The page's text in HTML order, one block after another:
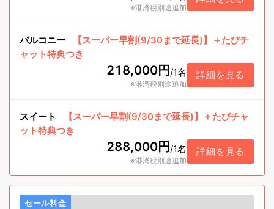
※港湾税別途追加
バルコニー
【スーパー早割(9/30まで延長)】＋たびチ
ャット特典つき
218,000円/1名
※港湾税別途追加
詳細を見る
スイート
【スーパー早割(9/30まで延長)】＋たびチャ
ット特典つき
288,000円/1名
※港湾税別途追加
詳細を見る
セール料金